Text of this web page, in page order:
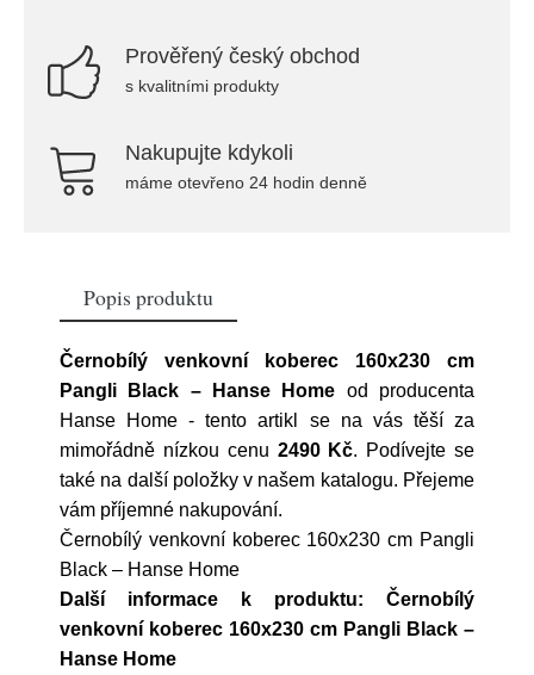
Prověřený český obchod
s kvalitními produkty
Nakupujte kdykoli
máme otevřeno 24 hodin denně
Popis produktu
Černobílý venkovní koberec 160x230 cm
Pangli Black – Hanse Home od producenta
Hanse Home - tento artikl se na vás těší za
mimořádně nízkou cenu 2490 Kč. Podívejte se
také na další položky v našem katalogu. Přejeme
vám příjemné nakupování.
Černobílý venkovní koberec 160x230 cm Pangli
Black – Hanse Home
Další informace k produktu: Černobílý
venkovní koberec 160x230 cm Pangli Black –
Hanse Home